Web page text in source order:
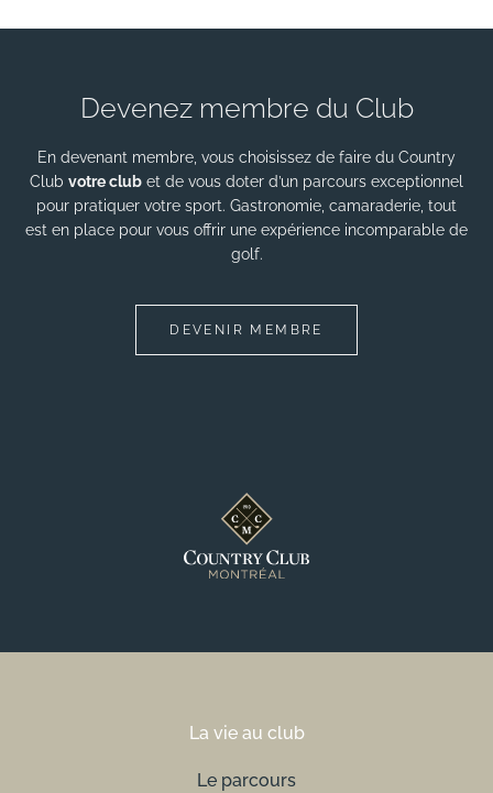
Devenez membre du Club
En devenant membre, vous choisissez de faire du Country
Club votre club et de vous doter d’un parcours exceptionnel
pour pratiquer votre sport. Gastronomie, camaraderie, tout
est en place pour vous offrir une expérience incomparable de
golf.
DEVENIR MEMBRE
La vie au club
Le parcours